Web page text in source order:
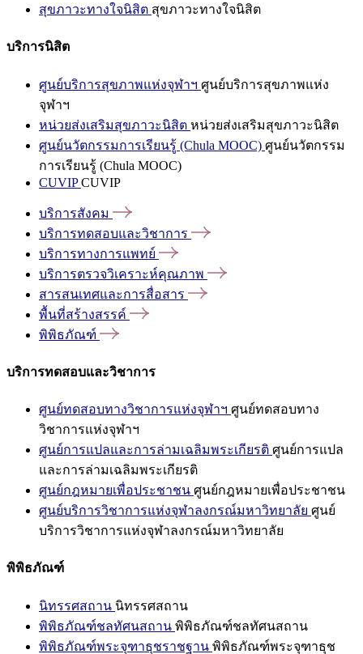
สุขภาวะทางใจนิสิต สุขภาวะทางใจนิสิต
บริการนิสิต
ศูนย์บริการสุขภาพแห่งจุฬาฯ ศูนย์บริการสุขภาพแห่ง
จุฬาฯ
หน่วยส่งเสริมสุขภาวะนิสิต หน่วยส่งเสริมสุขภาวะนิสิต
ศูนย์นวัตกรรมการเรียนรู้ (Chula MOOC) ศูนย์นวัตกรรม
การเรียนรู้ (Chula MOOC)
CUVIPCUVIP
บริการสังคม
บริการทดสอบและวิชาการ
บริการทางการแพทย์
บริการตรวจวิเคราะห์คุณภาพ
สารสนเทศและการสื่อสาร
พื้นที่สร้างสรรค์
พิพิธภัณฑ์
บริการทดสอบและวิชาการ
ศูนย์ทดสอบทางวิชาการแห่งจุฬาฯ ศูนย์ทดสอบทาง
วิชาการแห่งจุฬาฯ
ศูนย์การแปลและการล่ามเฉลิมพระเกียรติ ศูนย์การแปล
และการล่ามเฉลิมพระเกียรติ
ศูนย์กฎหมายเพื่อประชาชน ศูนย์กฎหมายเพื่อประชาชน
ศูนย์บริการวิชาการแห่งจุฬาลงกรณ์มหาวิทยาลัย ศูนย์
บริการวิชาการแห่งจุฬาลงกรณ์มหาวิทยาลัย
พิพิธภัณฑ์
นิทรรศสถาน นิทรรศสถาน
พิพิธภัณฑ์ชลทัศนสถาน พิพิธภัณฑ์ชลทัศนสถาน
พิพิธภัณฑ์พระจุฑาธุชราชฐาน พิพิธภัณฑ์พระจุฑาธุช